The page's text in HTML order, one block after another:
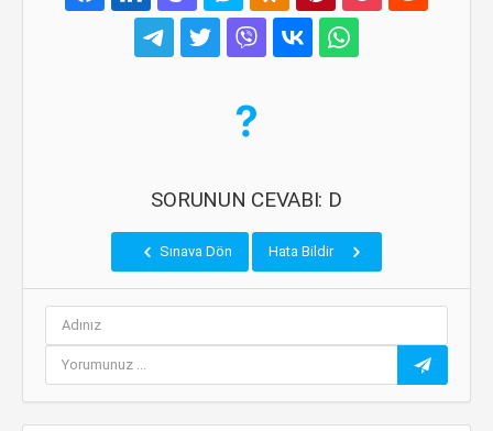
SORUNUN CEVABI: D
Sınava Dön Hata Bildir